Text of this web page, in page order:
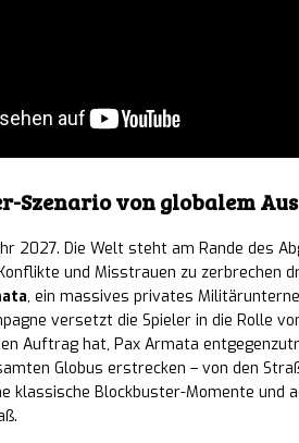
ist ab sofort auf allen Plattformen
[ 07/08/2026 ] Pigeon: A Love Story:
lebensgroßen Städten ab sofort
[ 07/08/2026 ] Mistfall Hunter knackt
Szenario von globalem
2027. Die Welt steht am Rande des
und Misstrauen zu zerbrechen
, ein massives privates
versetzt die Spieler in die Rolle
Auftrag hat, Pax Armata
Globus erstrecken – von den
klassische Blockbuster-Momente und